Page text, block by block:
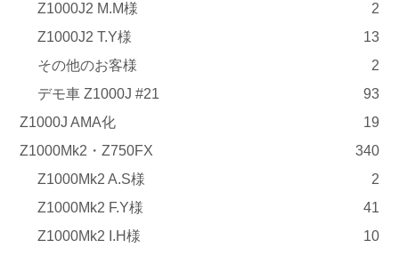
Z1000J2 M.M様
2
Z1000J2 T.Y様
13
その他のお客様
2
デモ車 Z1000J #21
93
Z1000J AMA化
19
Z1000Mk2・Z750FX
340
Z1000Mk2 A.S様
2
Z1000Mk2 F.Y様
41
Z1000Mk2 I.H様
10